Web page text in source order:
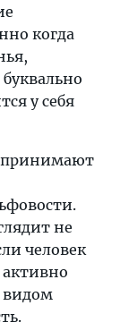
когда
у себя
не
человек
активно
видом